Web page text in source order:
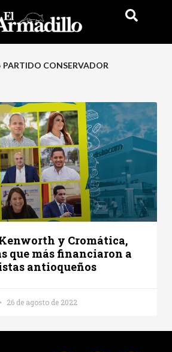
PARTIDO CONSERVADOR
y Cromática,
que más financiaron a
antioqueños
26 de agosto de 2022